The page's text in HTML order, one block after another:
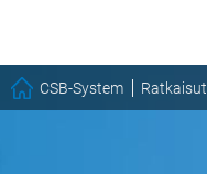
CSB-System Ratkaisut